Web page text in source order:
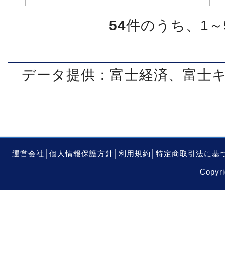
54件のうち、1
データ提供：富士経済、富士
運営会社 個人情報保護方針 利用規約 特定商取引法に基